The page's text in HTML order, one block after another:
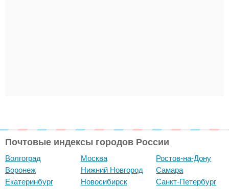
Почтовые индексы городов России
Волгоград
Воронеж
Екатеринбург
Москва
Нижний Новгород
Новосибирск
Ростов-на-Дону
Самара
Санкт-Петербург